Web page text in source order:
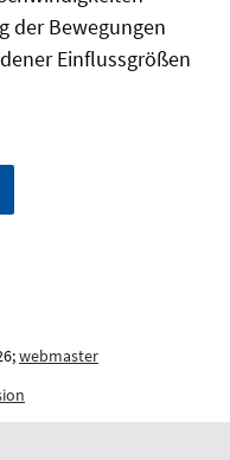
der Bewegungen
Einflussgrößen
webmaster